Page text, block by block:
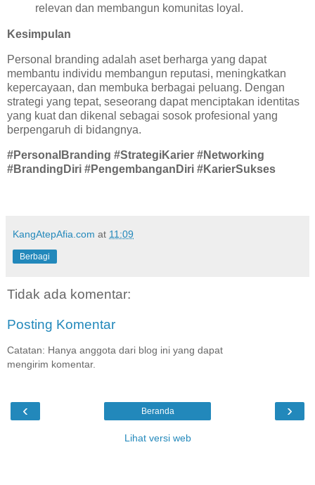
relevan dan membangun komunitas loyal.
Kesimpulan
Personal branding adalah aset berharga yang dapat
membantu individu membangun reputasi, meningkatkan
kepercayaan, dan membuka berbagai peluang. Dengan
strategi yang tepat, seseorang dapat menciptakan identitas
yang kuat dan dikenal sebagai sosok profesional yang
berpengaruh di bidangnya.
#PersonalBranding #StrategiKarier #Networking
#BrandingDiri #PengembanganDiri #KarierSukses
KangAtepAfia.com at 11:09
Berbagi
Tidak ada komentar:
Posting Komentar
Catatan: Hanya anggota dari blog ini yang dapat
mengirim komentar.
‹ ›
Beranda
Lihat versi web